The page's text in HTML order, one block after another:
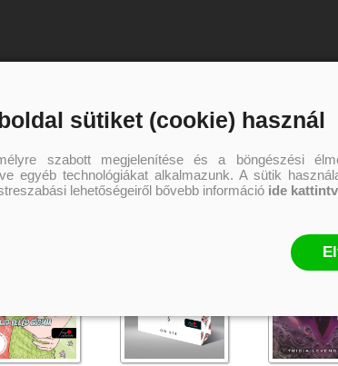
sütiket (cookie) használ
szabott megjelenítése és a böngészési
egyéb technológiákat alkalmazunk. A sütik
lehetőségeiről bővebb információ ide